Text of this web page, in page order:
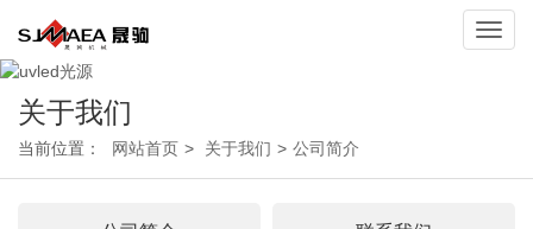
关于我们
当前位置： 网站首页 > 关于我们 > 公司简介